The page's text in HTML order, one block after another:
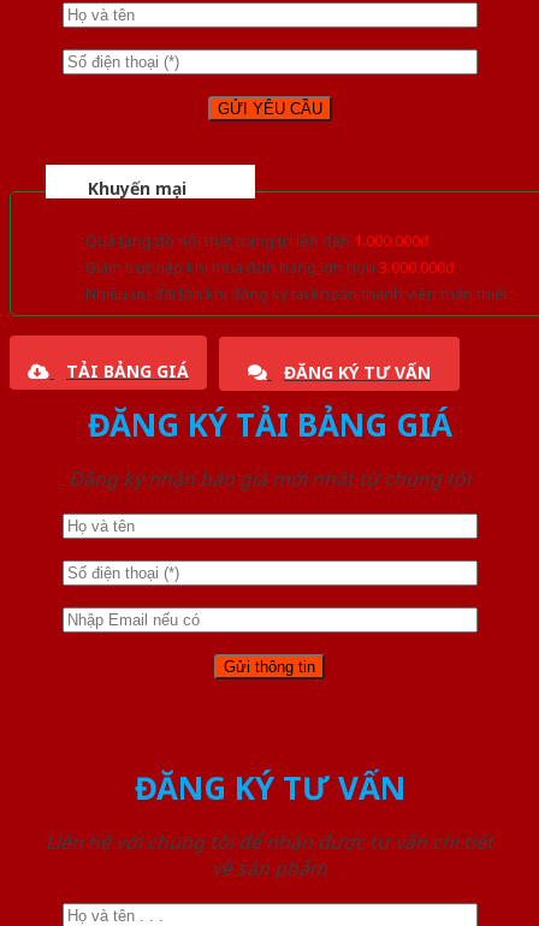
Khuyến mại
Quà tặng đồ nội thất trang trí lên đến 1.000.000đ
Giảm trực tiếp khi mua đơn hàng lớn hơn 3.000.000đ
Nhiều ưu đãi lớn khi đăng ký tài khoản thành viên thân thiết
TẢI BẢNG GIÁ ĐĂNG KÝ TƯ VẤN
ĐĂNG KÝ TẢI BẢNG GIÁ
Đăng ký nhận báo giá mới nhất từ chúng tôi
ĐĂNG KÝ TƯ VẤN
Liên hệ với chúng tôi để nhận được tư vấn chi tiết
về sản phẩm